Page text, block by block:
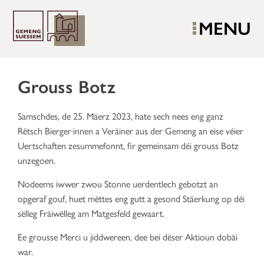
MENU
Grouss Botz
Samschdes, de 25. Mäerz 2023, hate sech nees eng ganz
Rëtsch Bierger·innen a Veräiner aus der Gemeng an eise véier
Uertschaften zesummefonnt, fir gemeinsam déi grouss Botz
unzegoen.
Nodeems iwwer zwou Stonne uerdentlech gebotzt an
opgeraf gouf, huet mëttes eng gutt a gesond Stäerkung op déi
sëlleg Fräiwëlleg am Matgesfeld gewaart.
Ee grousse Merci u jiddwereen, dee bei dëser Aktioun dobäi
war.